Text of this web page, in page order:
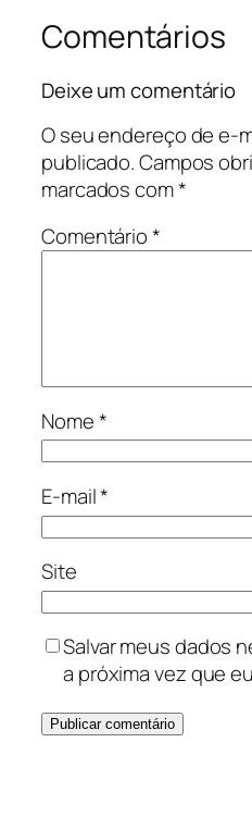
Comentários
Deixe um comentário
O seu endereço de e-
publicado.Campos
marcados com*
Comentário*
Nome*
E-mail*
Site
Salvar meus dados
a próxima vez que